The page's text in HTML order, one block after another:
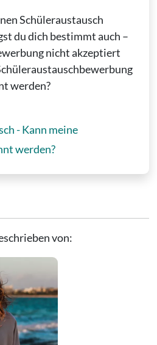
Schüleraustausch
du dich bestimmt auch –
nicht akzeptiert
werden?
- Kann meine
werden?
von: